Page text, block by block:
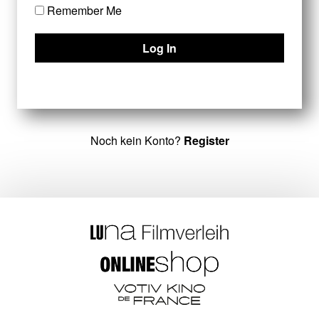
Remember Me
Noch kein Konto? Register